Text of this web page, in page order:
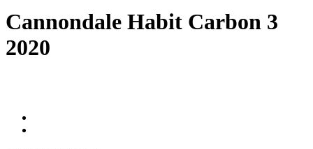
Cannondale Habit Carbon 3
2020